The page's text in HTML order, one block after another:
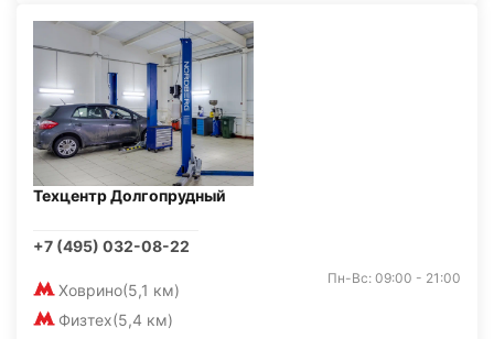
Техцентр Долгопрудный
+7 (495) 032-08-22
Ховрино(5,1 км)
Физтех(5,4 км)
Пн-Вс: 09:00 - 21:00